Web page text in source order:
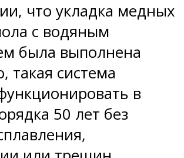
что укладка медных
с водяным
была выполнена
такая система
в
50 лет без